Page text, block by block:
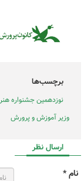
برچسب‌ها
نوزدهمین جشنواره‌
وزیر آموزش و پرورش
ارسال نظر
نام *